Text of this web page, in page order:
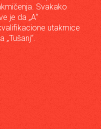
Svakako
je da „A“
utakmice